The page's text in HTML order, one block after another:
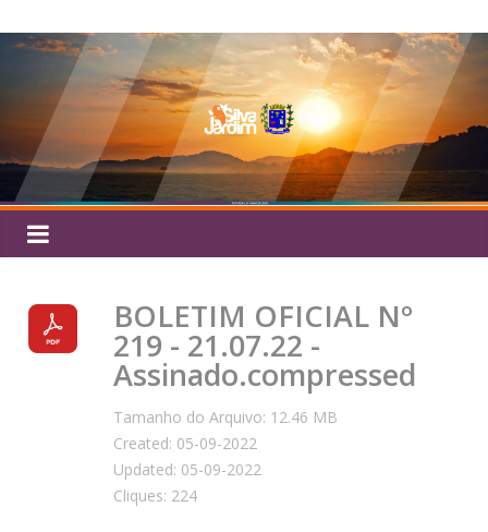
para
conteúdo
Silva
Jardim
BOLETIM OFICIAL Nº
219 - 21.07.22 -
Assinado.compressed
Tamanho do Arquivo: 12.46 MB
Created: 05-09-2022
Updated: 05-09-2022
Cliques: 224